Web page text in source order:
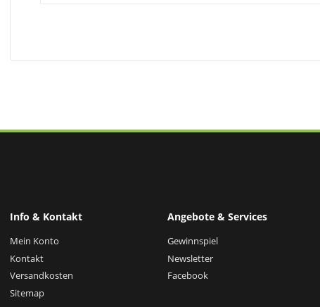
Info & Kontakt
Mein Konto
Kontakt
Versandkosten
Sitemap
Angebote & Services
Gewinnspiel
Newsletter
Facebook